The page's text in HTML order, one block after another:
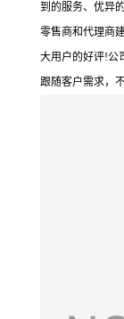
到的服务、优异
零售商和代理商
大用户的好评!公
跟随客户需求，